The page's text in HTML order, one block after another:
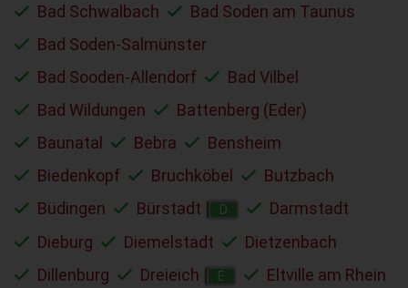
Bad Schwalbach
Bad Soden am Taunus
Bad Soden-Salmünster
Bad Sooden-Allendorf
Bad Vilbel
Bad Wildungen
Battenberg (Eder)
Baunatal
Bebra
Bensheim
Biedenkopf
Bruchköbel
Butzbach
Büdingen
Bürstadt D
Darmstadt
Dieburg
Diemelstadt
Dietzenbach
Dillenburg
Dreieich E
Eltville am Rhein